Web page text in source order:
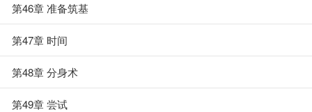
第46章 准备筑基
第47章 时间
第48章 分身术
第49章 尝试